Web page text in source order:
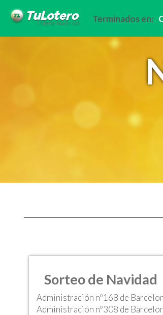
Terminados en:
Sorteo de Navidad
Administración nº168 de
Administración nº308 de